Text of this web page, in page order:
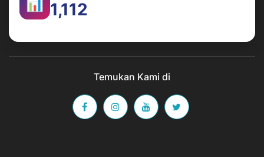
📊 1,112
Temukan Kami di